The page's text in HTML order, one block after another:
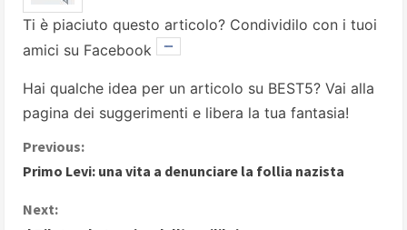
Ti è piaciuto questo articolo? Condividilo con i tuoi
amici su Facebook
Hai qualche idea per un articolo su BEST5? Vai alla
pagina dei suggerimenti e libera la tua fantasia!
C
Previous:
Primo Levi: una vita a denunciare la follia nazista
Next: